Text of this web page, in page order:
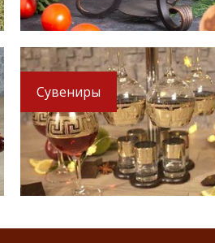
Сувениры